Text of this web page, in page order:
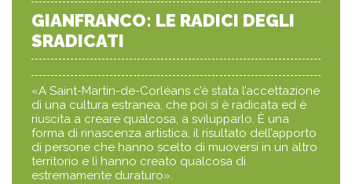
GIANFRANCO: LE RADICI DEGLI
SRADICATI
«A Saint-Martin-de-Corléans c’è stata l’accettazione
di una cultura estranea, che poi si è radicata ed è
riuscita a creare qualcosa, a svilupparlo. È una
forma di rinascenza artistica, il risultato dell’apporto
di persone che hanno scelto di muoversi in un altro
territorio e lì hanno creato qualcosa di
estremamente duraturo».